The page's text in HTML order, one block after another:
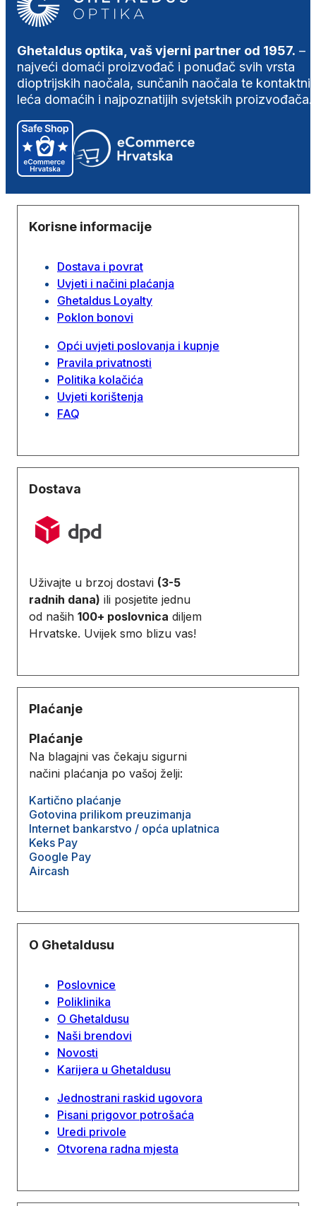
Ghetaldus optika, vaš vjerni partner od 1957. –
najveći domaći proizvođač i ponuđač svih vrsta
dioptrijskih naočala, sunčanih naočala te
leća domaćih i najpoznatijih svjetskih proizvođača.
Korisne informacije
Dostava i povrat
Uvjeti i načini plaćanja
Ghetaldus Loyalty
Poklon bonovi
Opći uvjeti poslovanja i kupnje
Pravila privatnosti
Politika kolačića
Uvjeti korištenja
FAQ
Dostava
Uživajte u brzoj dostavi (3-5
radnih dana) ili posjetite jednu
od naših 100+ poslovnica diljem
Hrvatske. Uvijek smo blizu vas!
Plaćanje
Plaćanje
Na blagajni vas čekaju sigurni
načini plaćanja po vašoj želji:
Kartično plaćanje
Gotovina prilikom preuzimanja
Internet bankarstvo / opća uplatnica
Keks Pay
Google Pay
Aircash
O Ghetaldusu
Poslovnice
Poliklinika
O Ghetaldusu
Naši brendovi
Novosti
Karijera u Ghetaldusu
Jednostrani raskid ugovora
Pisani prigovor potrošaća
Uredi privole
Otvorena radna mjesta